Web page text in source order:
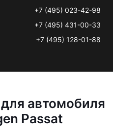
+7 (495) 023-42-98
+7 (495) 431-00-33
+7 (495) 128-01-88
автомобиля
Passat